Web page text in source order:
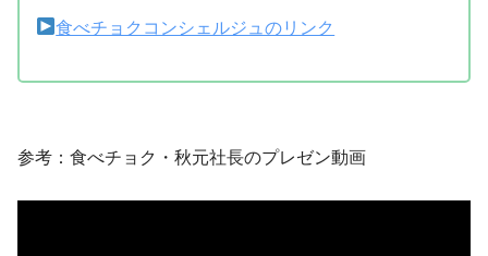
食べチョクコンシェルジュのリンク
参考：食べチョク・秋元社長のプレゼン動画